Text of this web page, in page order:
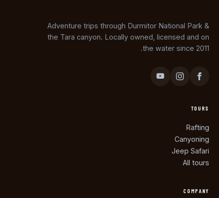
Adventure trips through Durmitor National Park &
the Tara canyon. Locally owned, licensed and on
the water since 2011.
TOURS
Rafting
Canyoning
Jeep Safari
All tours
COMPANY